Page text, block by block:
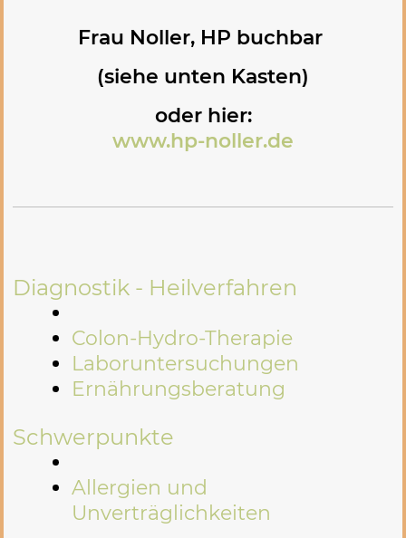
Frau Noller, HP buchbar
(siehe unten Kasten)
oder hier:
www.hp-noller.de
Diagnostik - Heilverfahren
Colon-Hydro-Therapie
Laboruntersuchungen
Ernährungsberatung
Schwerpunkte
Allergien und
Unverträglichkeiten